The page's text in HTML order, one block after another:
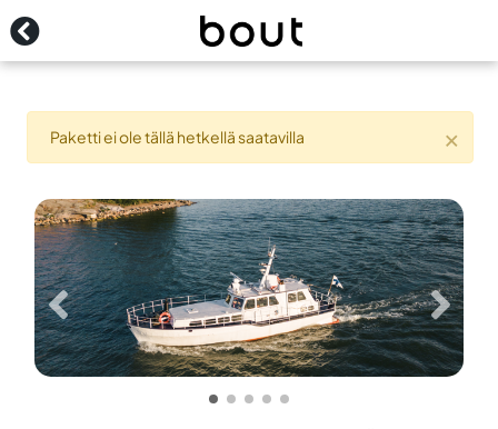
Yhteystiedot
Kirjaudu ×
Paketti ei ole tällä hetkellä saatavilla